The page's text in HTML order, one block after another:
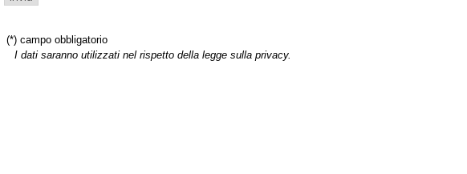
(*) campo obbligatorio
I dati saranno utilizzati nel rispetto della legge sulla privacy.